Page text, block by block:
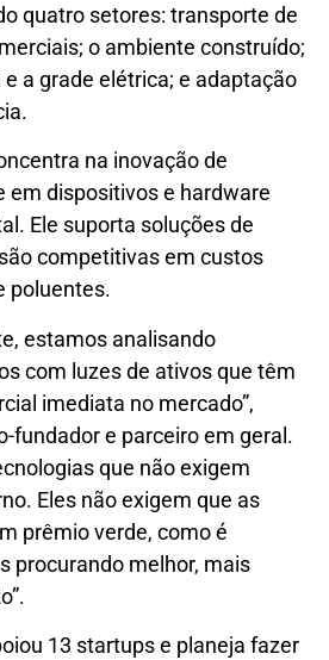
quatro setores: transporte de
o ambiente construído;
a grade elétrica; e adaptação
na inovação de
em dispositivos e hardware
Ele suporta soluções de
competitivas em custos
poluentes.
estamos analisando
com luzes de ativos que têm
imediata no mercado”,
fundador e parceiro em geral.
que não exigem
Eles não exigem que as
prêmio verde, como é
procurando melhor, mais
13 startups e planeja fazer